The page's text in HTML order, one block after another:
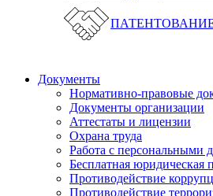
Документы
Нормативно-правовые
Документы организации
Аттестаты и лицензии
Охрана труда
Работа с персональными
Бесплатная юридическая
Противодействие
Противодействие